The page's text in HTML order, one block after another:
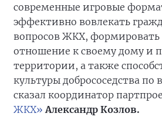
современные игровые
эффективно вовлекать
вопросов ЖКХ, формировать
отношение к своему дому и
территории, а также
культуры добрососедства по
сказал координатор
ЖКХ» Александр Козлов.